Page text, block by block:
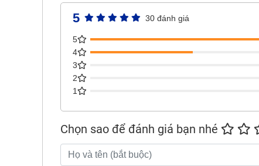
5 30 đánh giá
5
4
3
2
1
Chọn sao để đánh giá bạn nhé